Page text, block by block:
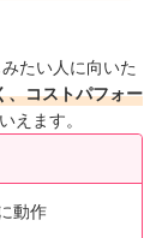
たい人に向いた
、コストパフォー
えます。
動作